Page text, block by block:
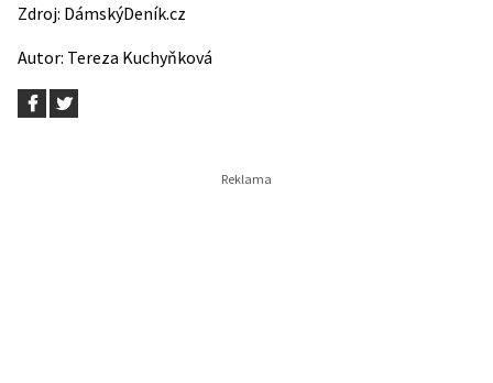
Zdroj: DámskýDeník.cz
Autor: Tereza Kuchyňková